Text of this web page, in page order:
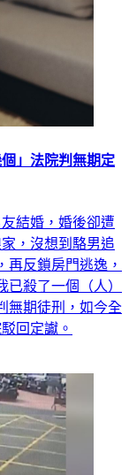
」法院判無期定
結婚，婚後卻遭
，沒想到駱男追
再反鎖房門逃逸，
殺了一個（人）
無期徒刑，如今全
回定讞。